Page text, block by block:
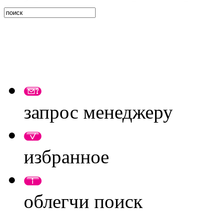
запрос менеджеру
избранное
облегчи поиск